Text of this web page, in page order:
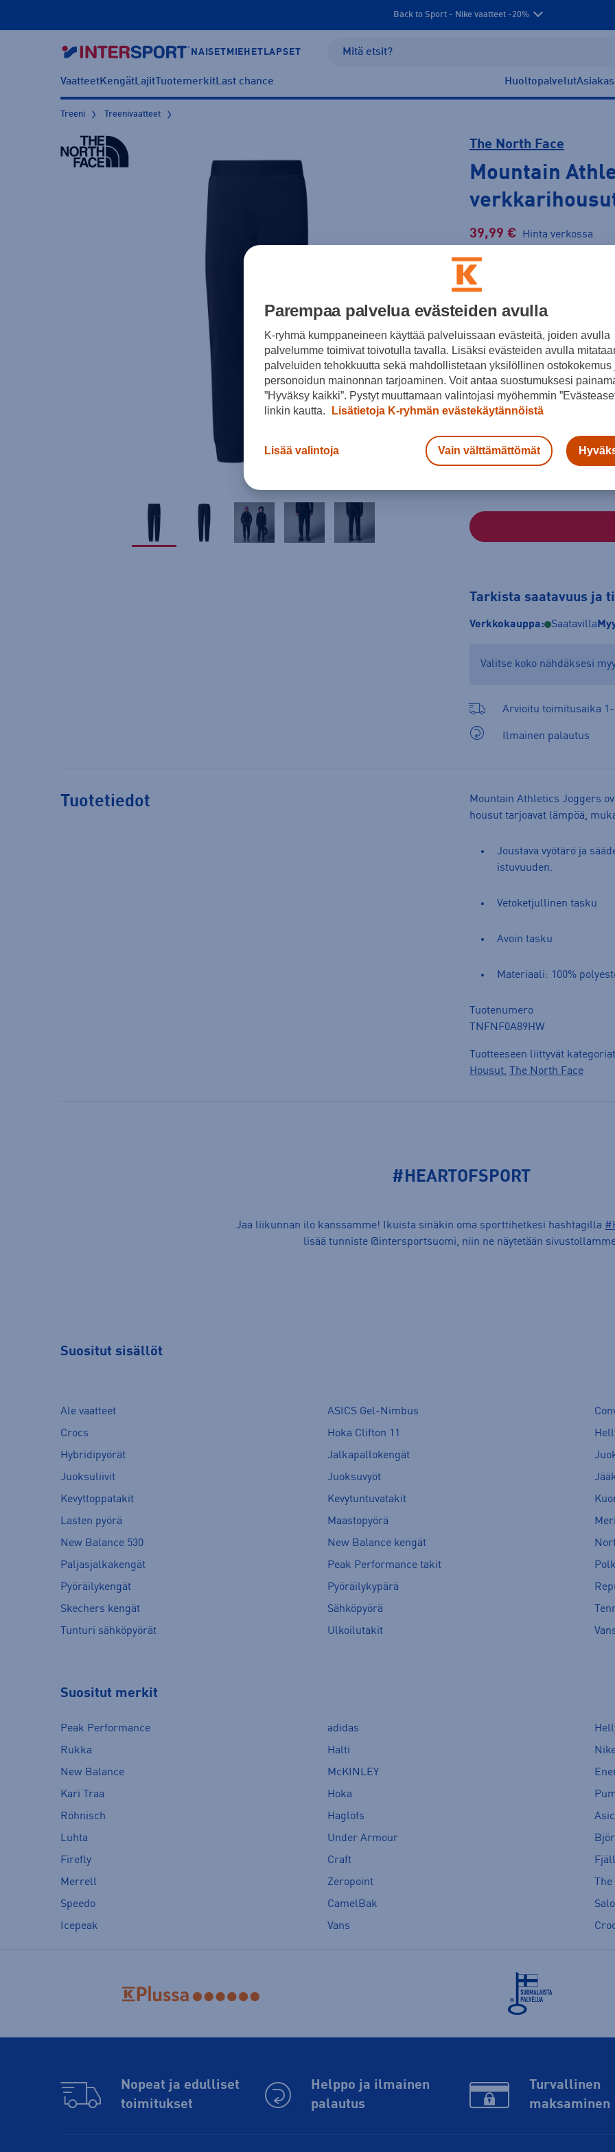
Back to Sport - Nike vaatteet -20%
NAISET MIEHET LAPSET
VaatteetKengätLajitTuotemerkitLast chance Huoltopalvelut
Treeni Treenivaatteet
The North Face
Mountain
39,99 € Hinta verkossa
Normaalihinta: 65,00 €
30pv alin hinta: 39,99 €
Väri
Musta
Koko
133 - 141 146 - 151 155 -
Kokotaulukko
Tarkista saatavuus ja
Verkkokauppa: Saatavilla
Valitse koko nähdäksesi
Arvioitu toimitusaika
Ilmainen palautus
Tuotetiedot
Mountain Athletics Joggers
housut tarjoavat lämpöä,
Joustava vyötärö ja
istuvuuden.
Vetoketjullinen tasku
Avoin tasku
Materiaali: 100%
Tuotenumero
TNFNF0A89HW
Tuotteeseen liittyvät kategoriat
Housut, The North Face
#HEARTOFSPORT
Jaa liikunnan ilo kanssamme! Ikuista sinäkin oma sporttihetkesi hashtagilla
lisää tunniste @intersportsuomi, niin ne näytetään
Suositut sisällöt
Ale vaatteet ASICS Gel-Nimbus
Crocs
Hoka Clifton 11
Hybridipyörät
Jalkapallokengät
Juoksuliivit
Juoksuvyöt
Kevyttoppatakit
Kevytuntuvatakit
Lasten pyörä
Maastopyörä
New Balance 530
New Balance kengät
Paljasjalkakengät
Peak Performance takit
Pyöräilykengät
Pyöräilykypärä
Skechers kengät
Sähköpyörä
Tunturi sähköpyörät
Ulkoilutakit
Suositut merkit
Peak Performance adidas
Rukka
Halti
New Balance
McKINLEY
Kari Traa
Hoka
Röhnisch
Haglöfs
Luhta
Under Armour
Firefly
Craft
Merrell
Zeropoint
Speedo
CamelBak
Icepeak
Vans
Nopeat ja edulliset
toimitukset
Helppo ja ilmainen
palautus
Turvallinen
maksaminen
Parempaa palvelua evästeiden avulla
K-ryhmä kumppaneineen käyttää palveluissaan evästeitä, joiden avulla
palvelumme toimivat toivotulla tavalla. Lisäksi evästeiden avulla
palveluiden tehokkuutta sekä mahdollistetaan yksilöllinen ostokokemus
personoidun mainonnan tarjoaminen. Voit antaa suostumuksesi
”Hyväksy kaikki”. Pystyt muuttamaan valintojasi myöhemmin
linkin kautta.
Lisätietoja K-ryhmän evästekäytännöistä
Lisää valintoja Vain välttämättömät